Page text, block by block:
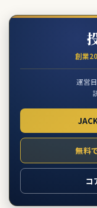
創業
運営
無料
コ